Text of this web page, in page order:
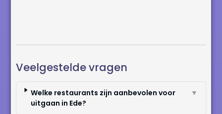
Veelgestelde vragen
Welke restaurants zijn aanbevolen voor
uitgaan in Ede?
▼